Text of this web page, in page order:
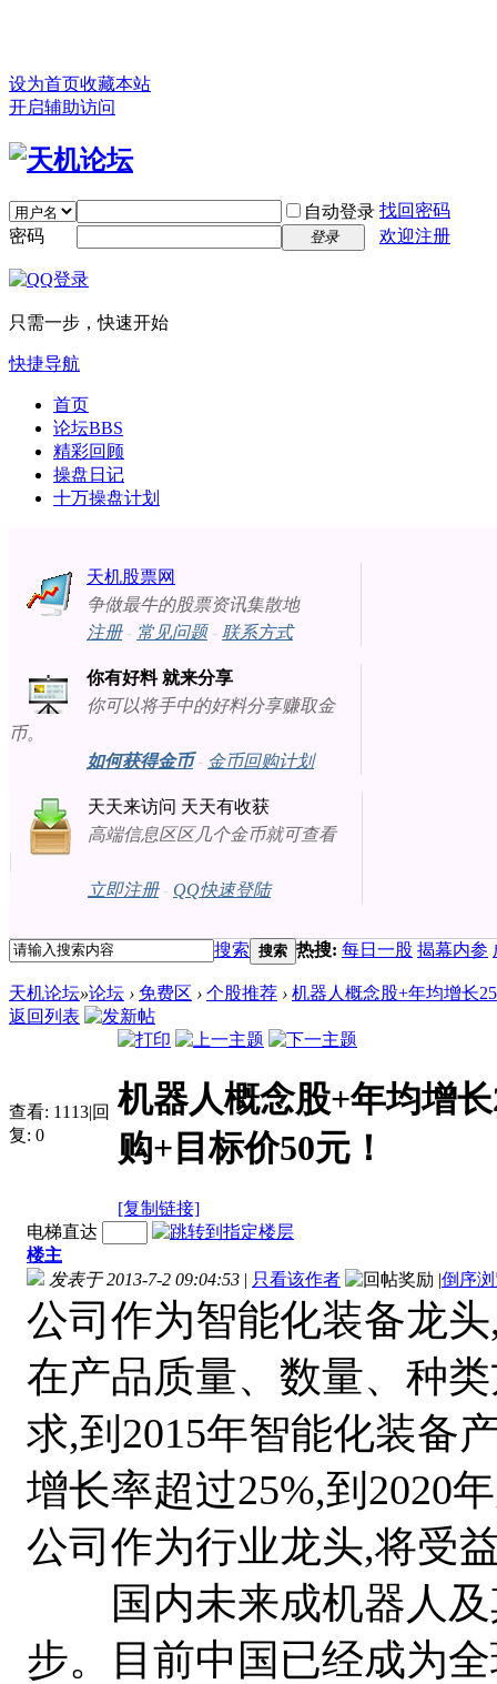
设为首页收藏本站
开启辅助访问
自动登录 找回密码
密码
登录 欢迎注册
只需一步，快速开始
快捷导航
首页
论坛BBS
精彩回顾
操盘日记
十万操盘计划
天机股票网
争做最牛的股票资讯集散地
注册- 常见问题- 联系方式
你有好料 就来分享
你可以将手中的好料分享赚取金
币。
如何获得金币- 金币回购计划
天天来访问 天天有收获
高端信息区区几个金币就可查看
立即注册- QQ快速登陆
搜索 搜索 热搜: 每日一股 揭幕内参
天机论坛»论坛 › 免费区 › 个股推荐 › 机器人概念股+年均增长
返回列表
查看: 1113|回
复: 0
机器人概念股+年均增
购+目标价50元！
[复制链接]
电梯直达
楼主
发表于 2013-7-2 09:04:53 | 只看该作者 |倒序
公司作为智能化装备龙
在产品质量、数量、种
求,到2015年智能化装备
增长率超过25%,到2020
公司作为行业龙头,将受
国内未来成机器人及
步。目前中国已经成为